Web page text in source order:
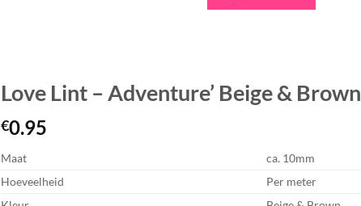
Love Lint – Adventure’ Beige & Brown
€0.95
Maat
ca. 10mm
Hoeveelheid
Per meter